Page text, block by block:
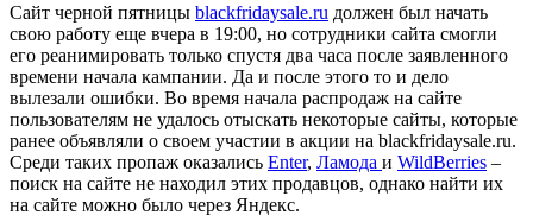
Сайт черной пятницы blackfridaysale.ru должен был начать
свою работу еще вчера в 19:00, но сотрудники сайта смогли
его реанимировать только спустя два часа после заявленного
времени начала кампании. Да и после этого то и дело
вылезали ошибки. Во время начала распродаж на сайте
пользователям не удалось отыскать некоторые сайты, которые
ранее объявляли о своем участии в акции на blackfridaysale.ru.
Среди таких пропаж оказались Enter, Ламода и WildBerries –
поиск на сайте не находил этих продавцов, однако найти их
на сайте можно было через Яндекс.